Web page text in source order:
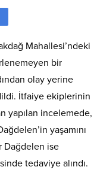
Mahallesi’ndeki
bir
olay yerine
İtfaiye ekiplerinin
yapılan incelemede,
yaşamını
Dağdelen ise
tedaviye alındı.